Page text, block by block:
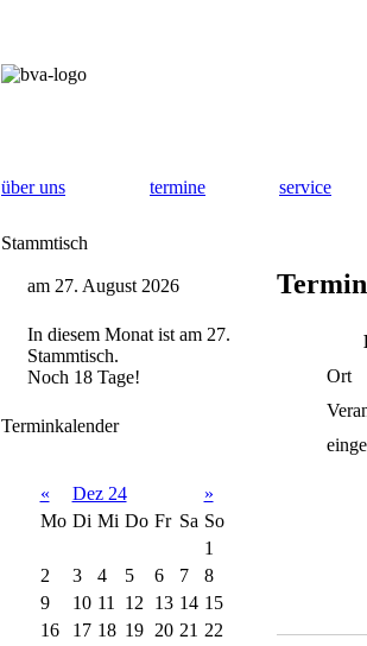
über uns termine service
Stammtisch
am 27. August 2026
In diesem Monat ist am 27.
Stammtisch.
Noch 18 Tage!
Terminkalender
« Dez 24
»
Mo Di Mi Do Fr Sa So
1
2
3 4 5 6 7
8
9
10 11 12 13 14 15
16
17 18 19 20 21 22
Ort